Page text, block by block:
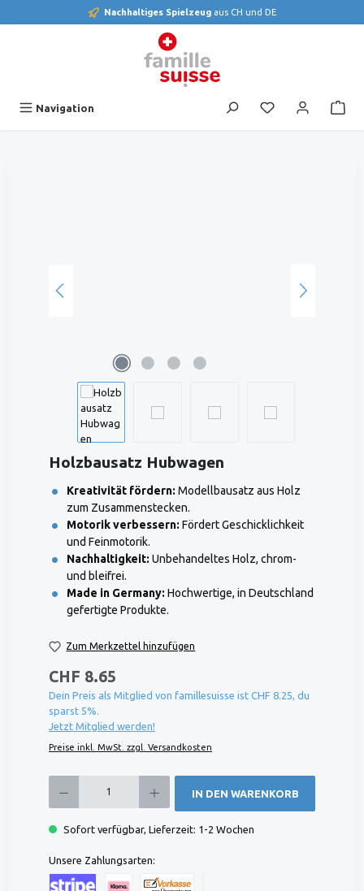
Nachhaltiges Spielzeug aus CH und DE
Navigation Du hast 0
Holzbausatz Hubwagen
Kreativität fördern: Modellbausatz aus Holz
zum Zusammenstecken.
Motorik verbessern: Fördert Geschicklichkeit
und Feinmotorik.
Nachhaltigkeit: Unbehandeltes Holz, chrom-
und bleifrei.
Made in Germany: Hochwertige, in Deutschland
gefertigte Produkte.
Zum Merkzettel hinzufügen
CHF 8.65
Dein Preis als Mitglied von famillesuisse ist CHF 8.25, du
sparst 5%.
Jetzt Mitglied werden!
Preise inkl. MwSt. zzgl. Versandkosten
IN DEN WARENKORB
Sofort verfügbar, Lieferzeit: 1-2 Wochen
Unsere Zahlungsarten: